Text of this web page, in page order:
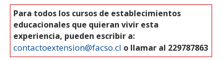
Para todos los cursos de establecimientos
educacionales que quieran vivir esta
experiencia, pueden escribir a:
contactoextension@facso.cl o llamar al 229787863